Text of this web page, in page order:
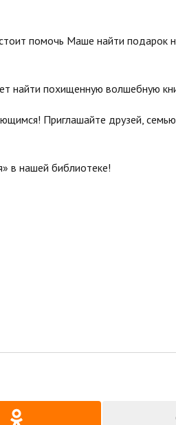
помочь Маше найти подарок
найти похищенную волшебную
Приглашайте друзей, семью
в нашей библиотеке!